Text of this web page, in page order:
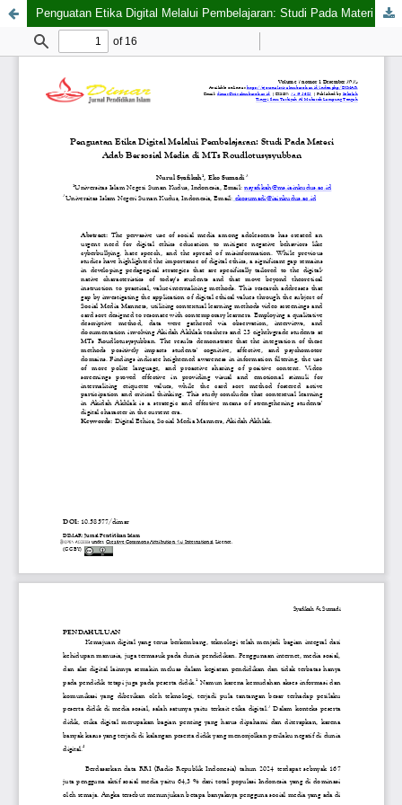
Penguatan Etika Digital Melalui Pembelajaran: Studi Pada Materi Adab Bersosial Media di MTs Roudlotusysyubban